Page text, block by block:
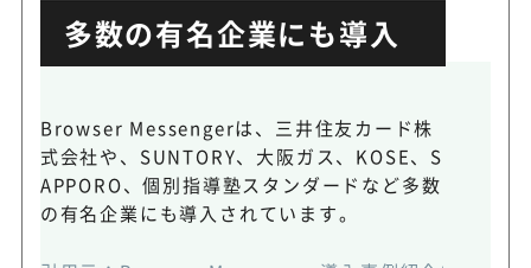
多数の有名企業にも導入
Browser Messengerは、三井住友カード株
式会社や、SUNTORY、大阪ガス、KOSE、S
APPORO、個別指導塾スタンダードなど多数
の有名企業にも導入されています。